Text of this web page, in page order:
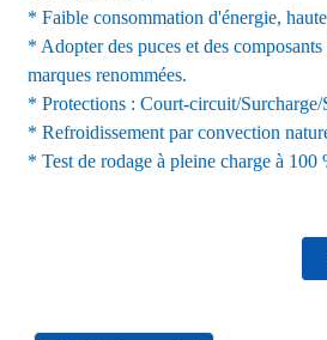
* Faible consommation d'énergie,
* Adopter des puces et des
marques renommées.
* Protections : Court-circuit/Surcharge/
* Refroidissement par convection
* Test de rodage à pleine charge à 100